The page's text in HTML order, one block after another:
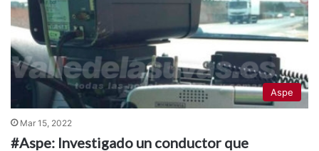
Aspe
Mar 15, 2022
#Aspe: Investigado un conductor que